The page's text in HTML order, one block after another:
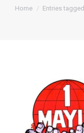
You are here:
Home Entries